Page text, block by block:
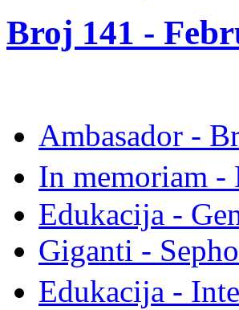
Broj 141 -
Ambasador -
In memoriam
Edukacija -
Giganti -
Edukacija -